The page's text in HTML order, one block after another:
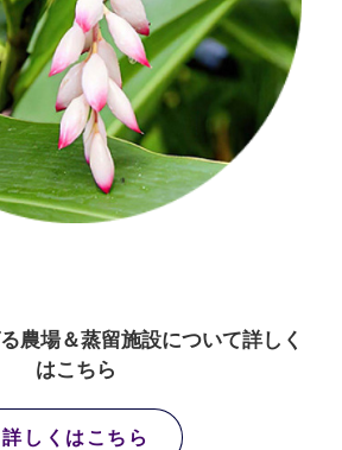
農場＆蒸留施設について詳しく
はこちら
詳しくはこちら